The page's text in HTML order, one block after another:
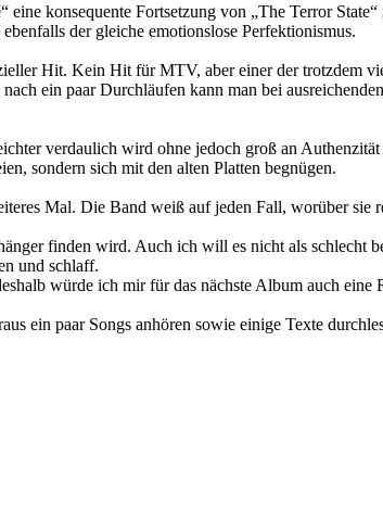
konsequente Fortsetzung von „The Terror State“
der gleiche emotionslose Perfektionismus.
Hit. Kein Hit für MTV, aber einer der trotzdem
ein paar Durchläufen kann man bei
verdaulich wird ohne jedoch groß an
sondern sich mit den alten Platten begnügen.
Mal. Die Band weiß auf jeden Fall, worüber sie
finden wird. Auch ich will es nicht als schlecht
und schlaff.
würde ich mir für das nächste Album auch eine
ein paar Songs anhören sowie einige Texte